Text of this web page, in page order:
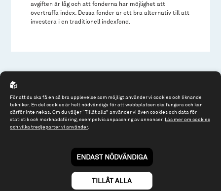
avgiften är låg och att fonderna har möjlighet att
överträffa index. Dessa fonder är ett bra alternativ till att
investera i en traditionell indexfond.
114 57 Stockholm
Org.nr: 556614-2906
Tel: 08 - 545 813 40
För att du ska få en så bra upplevelse som möjligt använder vi cookies och liknande
tekniker. En del cookies är helt nödvändiga för att webbplatsen ska fungera och kan
därför inte nekas. Om du väljer “Tillåt alla” använder vi även cookies och data för
statistik och marknadsföring, exempelvis anpassning av annonser. Läs mer om cookies
och vilka tredjeparter vi använder.
ENDAST NÖDVÄNDIGA
TILLÅT ALLA